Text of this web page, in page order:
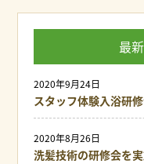
最
スタッフ体験入浴研
2020年9月24日
洗髪技術の研修会を実
2020年8月26日